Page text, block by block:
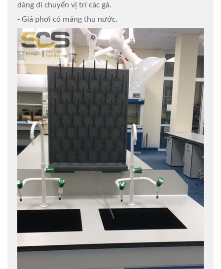
dàng di chuyển vị trí các gá.
- Giá phơi có máng thu nước.